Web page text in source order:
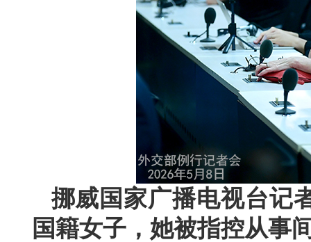
挪威国家广播电视台记
国籍女子，她被指控从事